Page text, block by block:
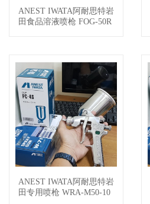
查看详情
ANEST IWATA阿耐思特岩
田食品溶液喷枪 FOG-50R
查看详情
ANEST IWATA阿耐思特岩
田专用喷枪 WRA-M50-10